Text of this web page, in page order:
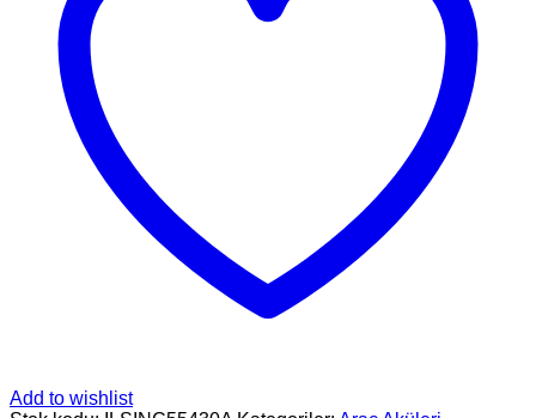
Add to wishlist